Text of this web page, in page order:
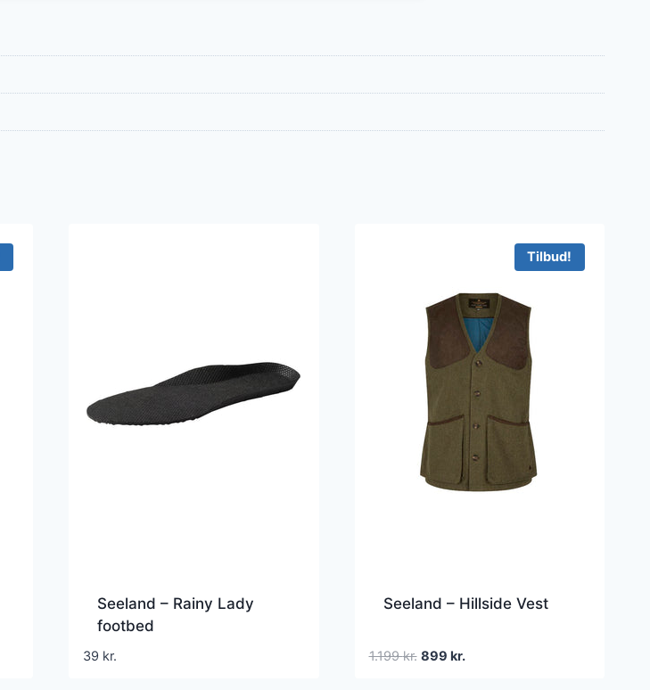
Seeland – Rainy Lady
footbed
39 kr.
Tilbud!
Seeland – Hillside Vest
1.199kr. Den
899 kr.Den